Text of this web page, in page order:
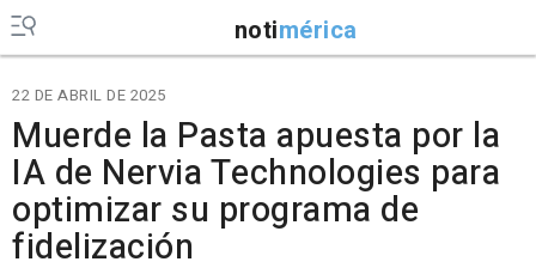
notimérica
22 DE ABRIL DE 2025
Muerde la Pasta apuesta por la
IA de Nervia Technologies para
optimizar su programa de
fidelización